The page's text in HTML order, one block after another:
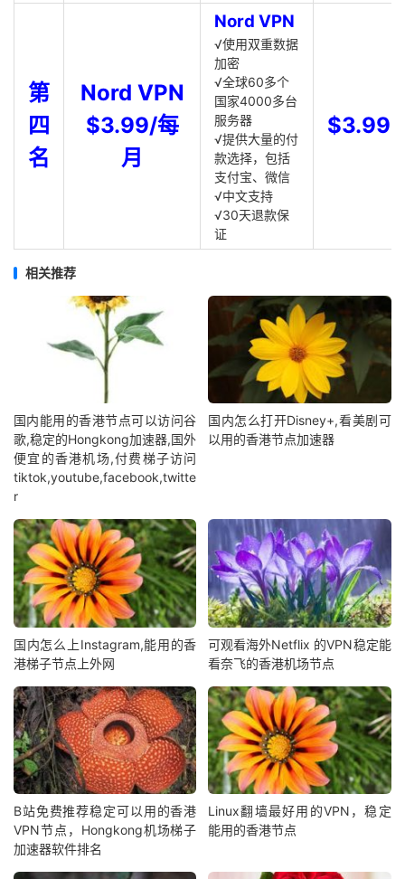
第
四
名
Nord VPN
$3.99/每
月
Nord VPN
√使用双重数据
加密
√全球60多个
国家4000多台
服务器
√提供大量的付
款选择，包括
支付宝、微信
√中文支持
√30天退款保
证
$3.99
相关推荐
国内能用的香港节点可以访问谷
歌,稳定的Hongkong加速器,国外
便宜的香港机场,付费梯子访问
tiktok,youtube,facebook,twitte
r
国内怎么打开Disney+,看美剧可
以用的香港节点加速器
国内怎么上Instagram,能用的香
港梯子节点上外网
可观看海外Netflix 的VPN稳定能
看奈飞的香港机场节点
B站免费推荐稳定可以用的香港
VPN节点，Hongkong机场梯子
加速器软件排名
Linux翻墙最好用的VPN，稳定
能用的香港节点